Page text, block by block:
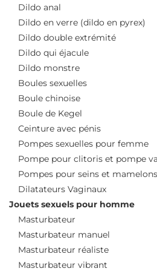
Dildo anal
Dildo en verre (dildo en pyrex)
Dildo double extrémité
Dildo qui éjacule
Dildo monstre
Boules sexuelles
Boule chinoise
Boule de Kegel
Ceinture avec pénis
Pompes sexuelles pour femme
Pompe pour clitoris et pompe
Pompes pour seins et mamelons
Dilatateurs Vaginaux
Jouets sexuels pour homme
Masturbateur
Masturbateur manuel
Masturbateur réaliste
Masturbateur vibrant